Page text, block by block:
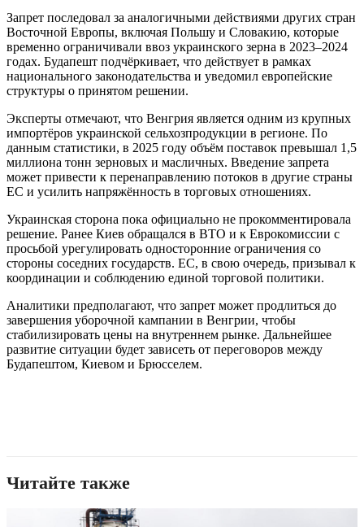
Запрет последовал за аналогичными действиями других стран
Восточной Европы, включая Польшу и Словакию, которые
временно ограничивали ввоз украинского зерна в 2023–2024
годах. Будапешт подчёркивает, что действует в рамках
национального законодательства и уведомил европейские
структуры о принятом решении.
Эксперты отмечают, что Венгрия является одним из крупных
импортёров украинской сельхозпродукции в регионе. По
данным статистики, в 2025 году объём поставок превышал 1,5
миллиона тонн зерновых и масличных. Введение запрета
может привести к перенаправлению потоков в другие страны
ЕС и усилить напряжённость в торговых отношениях.
Украинская сторона пока официально не прокомментировала
решение. Ранее Киев обращался в ВТО и к Еврокомиссии с
просьбой урегулировать односторонние ограничения со
стороны соседних государств. ЕС, в свою очередь, призывал к
координации и соблюдению единой торговой политики.
Аналитики предполагают, что запрет может продлиться до
завершения уборочной кампании в Венгрии, чтобы
стабилизировать цены на внутреннем рынке. Дальнейшее
развитие ситуации будет зависеть от переговоров между
Будапештом, Киевом и Брюсселем.
Читайте также